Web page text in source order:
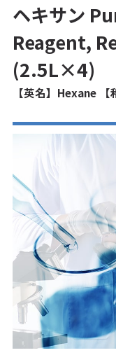
ヘキサン
Reagent,
(2.5L×4)
【英名】Hexane